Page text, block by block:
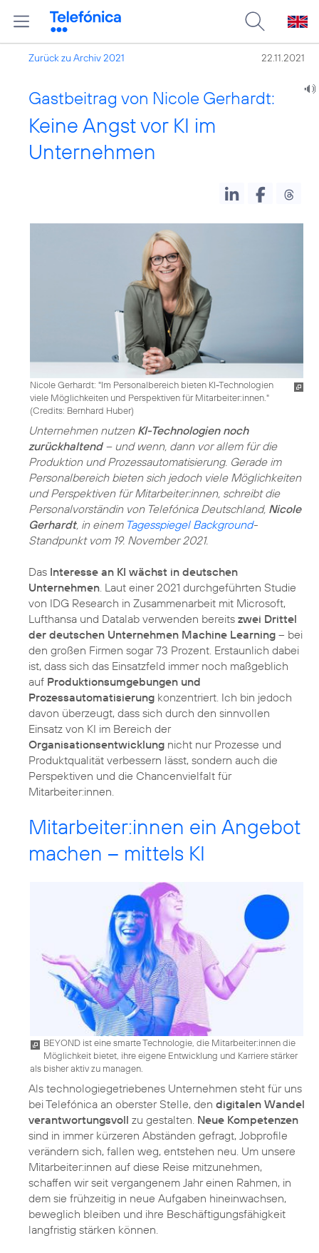
Zurück zu Archiv 2021 22.11.2021
Gastbeitrag von Nicole Gerhardt:
Keine Angst vor KI im
Unternehmen
Nicole Gerhardt: "Im Personalbereich bieten KI-Technologien
viele Möglichkeiten und Perspektiven für Mitarbeiter:innen."
(Credits: Bernhard Huber)
Unternehmen nutzen KI-Technologien noch
zurückhaltend– und wenn, dann vor allem für die
Produktion und Prozessautomatisierung. Gerade im
Personalbereich bieten sich jedoch viele Möglichkeiten
und Perspektiven für Mitarbeiter:innen, schreibt die
Personalvorständin von Telefónica Deutschland, Nicole
Gerhardt, in einem Tagesspiegel Background-
Standpunkt vom 19. November 2021.
Das Interesse an KI wächst in deutschen
Unternehmen . Laut einer 2021 durchgeführten Studie
von IDG Research in Zusammenarbeit mit Microsoft,
Lufthansa und Datalab verwenden bereits zwei Drittel
der deutschen Unternehmen Machine Learning – bei
den großen Firmen sogar 73 Prozent. Erstaunlich dabei
ist, dass sich das Einsatzfeld immer noch maßgeblich
auf Produktionsumgebungen und
Prozessautomatisierung konzentriert. Ich bin jedoch
davon überzeugt, dass sich durch den sinnvollen
Einsatz von KI im Bereich der
Organisationsentwicklung nicht nur Prozesse und
Produktqualität verbessern lässt, sondern auch die
Perspektiven und die Chancenvielfalt für
Mitarbeiter:innen.
Mitarbeiter:innen ein Angebot
machen – mittels KI
BEYOND ist eine smarte Technologie, die Mitarbeiter:innen die
Möglichkeit bietet, ihre eigene Entwicklung und Karriere stärker
als bisher aktiv zu managen.
Als technologiegetriebenes Unternehmen steht für uns
bei Telefónica an oberster Stelle, den digitalen Wandel
verantwortungsvoll zu gestalten. Neue Kompetenzen
sind in immer kürzeren Abständen gefragt, Jobprofile
verändern sich, fallen weg, entstehen neu. Um unsere
Mitarbeiter:innen auf diese Reise mitzunehmen,
schaffen wir seit vergangenem Jahr einen Rahmen, in
dem sie frühzeitig in neue Aufgaben hineinwachsen,
beweglich bleiben und ihre Beschäftigungsfähigkeit
langfristig stärken können.